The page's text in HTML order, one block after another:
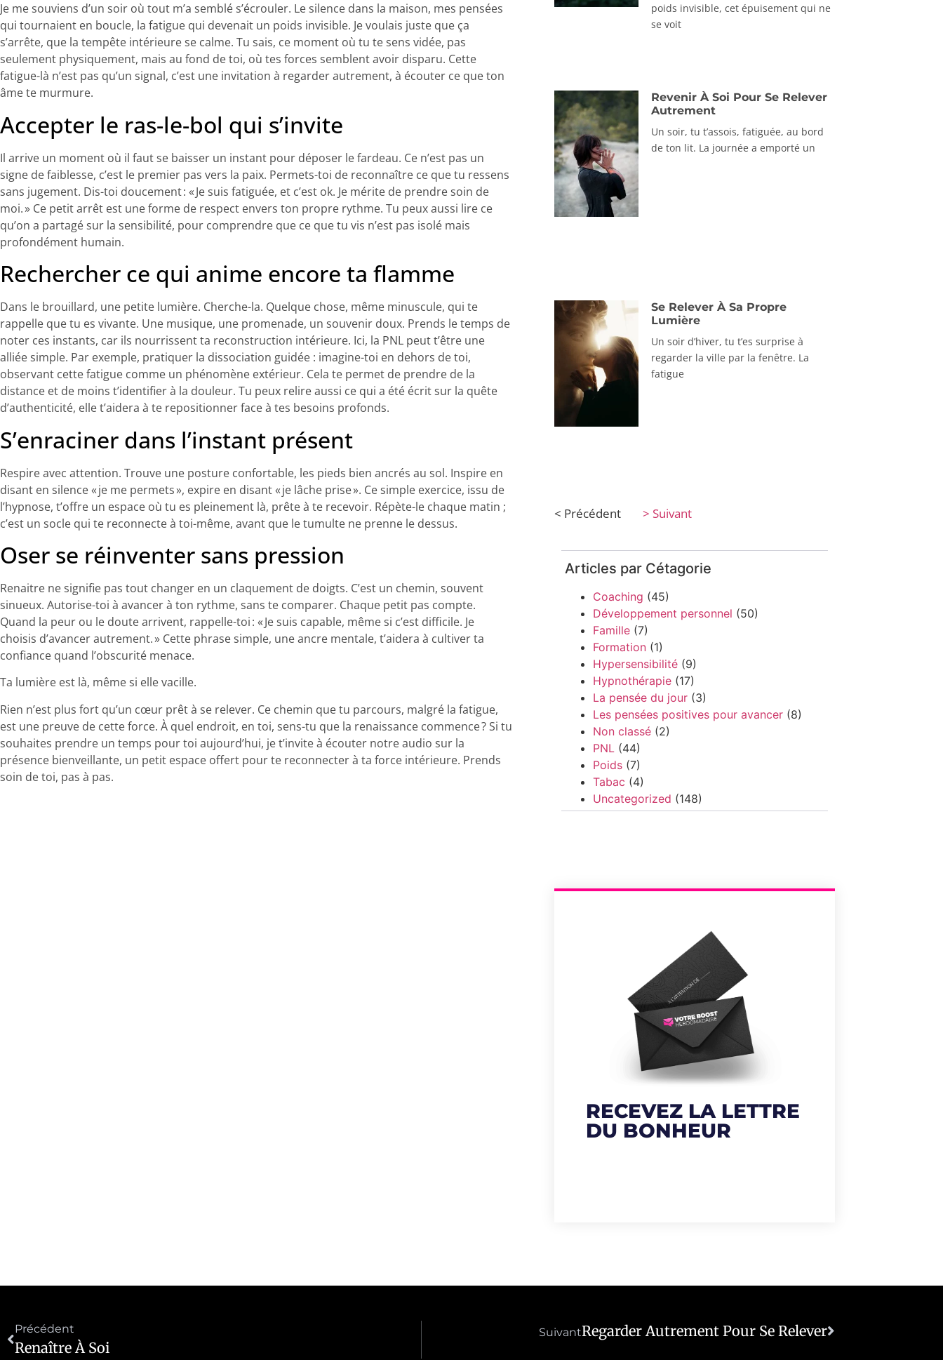
Je me souviens d’un soir où tout m’a semblé s’écrouler. Le silence dans la maison, mes pensées
qui tournaient en boucle, la fatigue qui devenait un poids invisible. Je voulais juste que ça
s’arrête, que la tempête intérieure se calme. Tu sais, ce moment où tu te sens vidée, pas
seulement physiquement, mais au fond de toi, où tes forces semblent avoir disparu. Cette
fatigue-là n’est pas qu’un signal, c’est une invitation à regarder autrement, à écouter ce que ton
âme te murmure.
Accepter le ras-le-bol qui s’invite
Il arrive un moment où il faut se baisser un instant pour déposer le fardeau. Ce n’est pas un
signe de faiblesse, c’est le premier pas vers la paix. Permets-toi de reconnaître ce que tu ressens
sans jugement. Dis-toi doucement : « Je suis fatiguée, et c’est ok. Je mérite de prendre soin de
moi. » Ce petit arrêt est une forme de respect envers ton propre rythme. Tu peux aussi lire ce
qu’on a partagé sur la sensibilité, pour comprendre que ce que tu vis n’est pas isolé mais
profondément humain.
Rechercher ce qui anime encore ta flamme
Dans le brouillard, une petite lumière. Cherche-la. Quelque chose, même minuscule, qui te
rappelle que tu es vivante. Une musique, une promenade, un souvenir doux. Prends le temps de
noter ces instants, car ils nourrissent ta reconstruction intérieure. Ici, la PNL peut t’être une
alliée simple. Par exemple, pratiquer la dissociation guidée : imagine-toi en dehors de toi,
observant cette fatigue comme un phénomène extérieur. Cela te permet de prendre de la
distance et de moins t’identifier à la douleur. Tu peux relire aussi ce qui a été écrit sur la quête
d’authenticité, elle t’aidera à te repositionner face à tes besoins profonds.
S’enraciner dans l’instant présent
Respire avec attention. Trouve une posture confortable, les pieds bien ancrés au sol. Inspire en
disant en silence « je me permets », expire en disant « je lâche prise ». Ce simple exercice, issu de
l’hypnose, t’offre un espace où tu es pleinement là, prête à te recevoir. Répète-le chaque matin ;
c’est un socle qui te reconnecte à toi-même, avant que le tumulte ne prenne le dessus.
Oser se réinventer sans pression
Renaitre ne signifie pas tout changer en un claquement de doigts. C’est un chemin, souvent
sinueux. Autorise-toi à avancer à ton rythme, sans te comparer. Chaque petit pas compte.
Quand la peur ou le doute arrivent, rappelle-toi : « Je suis capable, même si c’est difficile. Je
choisis d’avancer autrement. » Cette phrase simple, une ancre mentale, t’aidera à cultiver ta
confiance quand l’obscurité menace.
Ta lumière est là, même si elle vacille.
Rien n’est plus fort qu’un cœur prêt à se relever. Ce chemin que tu parcours, malgré la fatigue,
est une preuve de cette force. À quel endroit, en toi, sens-tu que la renaissance commence ? Si tu
souhaites prendre un temps pour toi aujourd’hui, je t’invite à écouter notre audio sur la
présence bienveillante, un petit espace offert pour te reconnecter à ta force intérieure. Prends
soin de toi, pas à pas.
poids invisible, cet épuisement qui ne
se voit
Revenir À Soi Pour Se Relever
Autrement
Un soir, tu t’assois, fatiguée, au bord
de ton lit. La journée a emporté un
Se Relever À Sa Propre
Lumière
Un soir d’hiver, tu t’es surprise à
regarder la ville par la fenêtre. La
fatigue
< Précédent > Suivant
Articles par Cétagorie
Coaching (45)
Développement personnel (50)
Famille (7)
Formation (1)
Hypersensibilité (9)
Hypnothérapie (17)
La pensée du jour (3)
Les pensées positives pour avancer (8)
Non classé (2)
PNL (44)
Poids (7)
Tabac (4)
Uncategorized (148)
RECEVEZ LA LETTRE
DU BONHEUR
Précédent
Renaître À Soi
SuivantRegarder Autrement Pour Se Relever